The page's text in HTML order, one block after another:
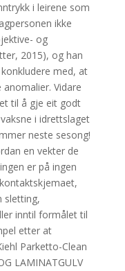
i leirene som
ikke
og
2015), og han
med, at
Vidare
til å gje eit godt
i idrettslaget
neste sesong!
en vekter de
er på ingen
sletting,
inntil formålet til
etter at
Parketto-Clean
LAMINATGULV